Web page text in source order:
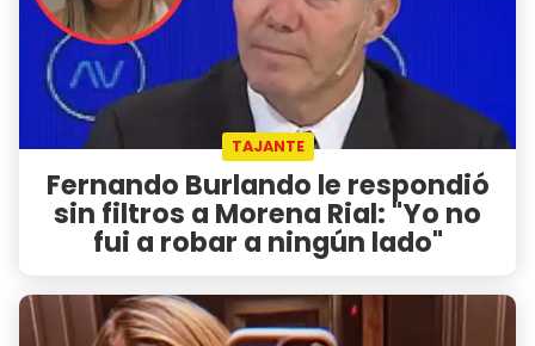
TAJANTE
Fernando Burlando le respondió
sin filtros a Morena Rial: "Yo no
fui a robar a ningún lado"